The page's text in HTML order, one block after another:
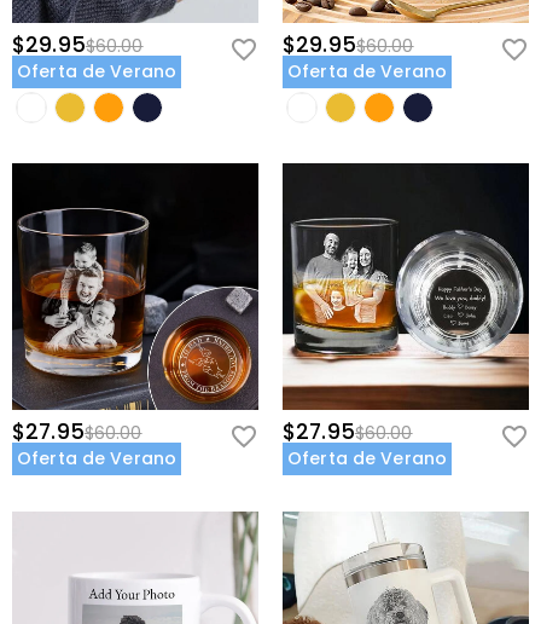
$29.95$60.00
Oferta de Verano
$29.95$60.00
Oferta de Verano
$27.95$60.00
Oferta de Verano
$27.95$60.00
Oferta de Verano